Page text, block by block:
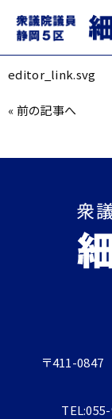
editor_link.svg
2021.01.18
editor_link.svg
«前の記事へ
〒411-0847